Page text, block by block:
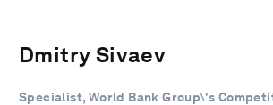
Dmitry Sivaev
Specialist, World Bank Group\'s